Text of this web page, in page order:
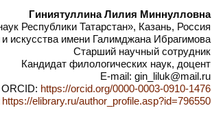
Гиниятуллина Лилия Миннулловна
Республики Татарстан», Казань, Россия
искусства имени Галимджана Ибрагимова
Старший научный сотрудник
Кандидат филологических наук, доцент
E-mail: gin_liluk@mail.ru
ORCID: https://orcid.org/0000-0003-0910-1476
https://elibrary.ru/author_profile.asp?id=796550